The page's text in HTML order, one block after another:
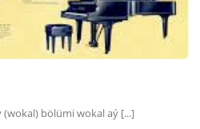
bölümi wokal aý [...]